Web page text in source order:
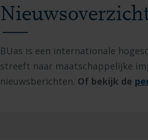
BUas is een internationale
streeft naar maatschappelijke
nieuwsberichten. Of bekijk de